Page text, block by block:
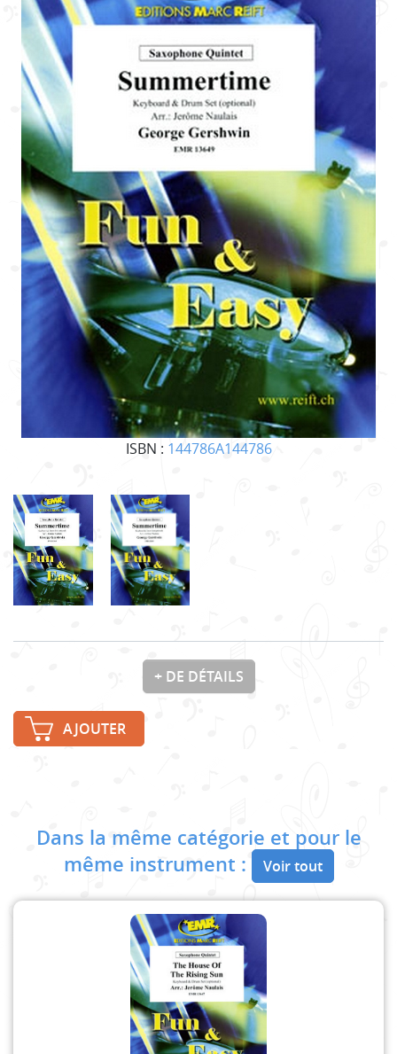
ISBN : 144786A144786
+ DE DÉTAILS
AJOUTER
Dans la même catégorie et pour le
même instrument :
Voir tout